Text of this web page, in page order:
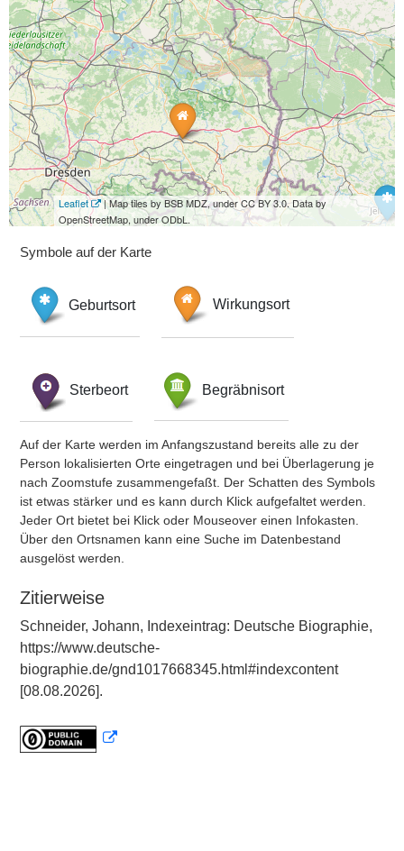
Leaflet
| Map tiles by BSB MDZ, under CC BY 3.0. Data by
OpenStreetMap, under ODbL.
Symbole auf der Karte
Geburtsort Wirkungsort
Sterbeort Begräbnisort
Auf der Karte werden im Anfangszustand bereits alle zu der
Person lokalisierten Orte eingetragen und bei Überlagerung je
nach Zoomstufe zusammengefaßt. Der Schatten des Symbols
ist etwas stärker und es kann durch Klick aufgefaltet werden.
Jeder Ort bietet bei Klick oder Mouseover einen Infokasten.
Über den Ortsnamen kann eine Suche im Datenbestand
ausgelöst werden.
Zitierweise
Schneider, Johann, Indexeintrag: Deutsche Biographie,
https://www.deutsche-
biographie.de/gnd1017668345.html#indexcontent
[08.08.2026].